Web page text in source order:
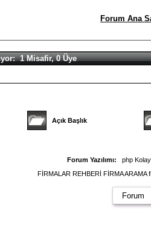
Forum Ana
1 Misafir, 0 Üye
Açık Başlık
Forum Yazılımı:
php
FİRMALAR REHBERİ FİRMA
Forum